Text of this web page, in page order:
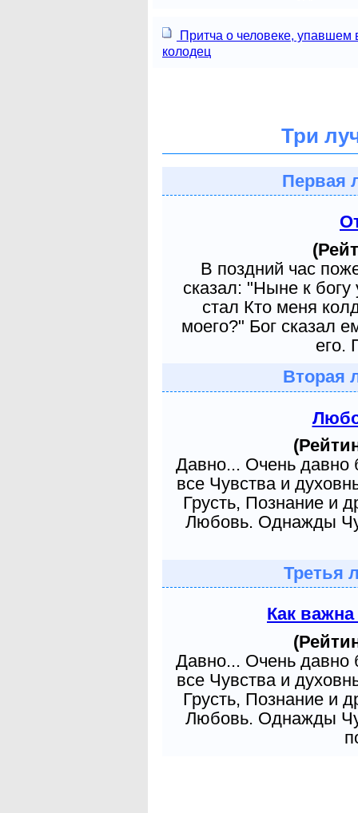
Притча о человеке, упавшем
колодец
Три
Первая
В поздний час
сказал: "Ныне к
стал Кто меня
моего?" Бог сказал
его.
Вторая
Давно... Очень давно
все Чувства и
Грусть, Познание и
Любовь. Однажды
Третья
Как
Давно... Очень давно
все Чувства и
Грусть, Познание и
Любовь. Однажды